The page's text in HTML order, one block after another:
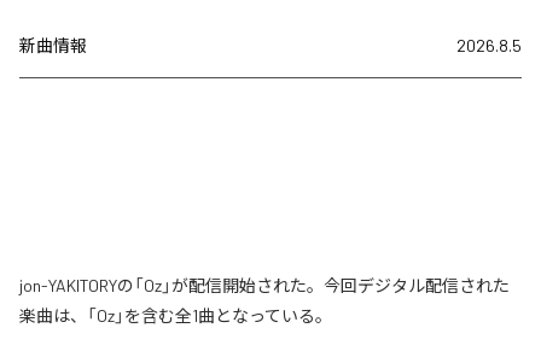
新曲情報 2026.8.5
jon-YAKITORYの「Oz」が配信開始された。今回デジタル配信された
楽曲は、「Oz」を含む全1曲となっている。